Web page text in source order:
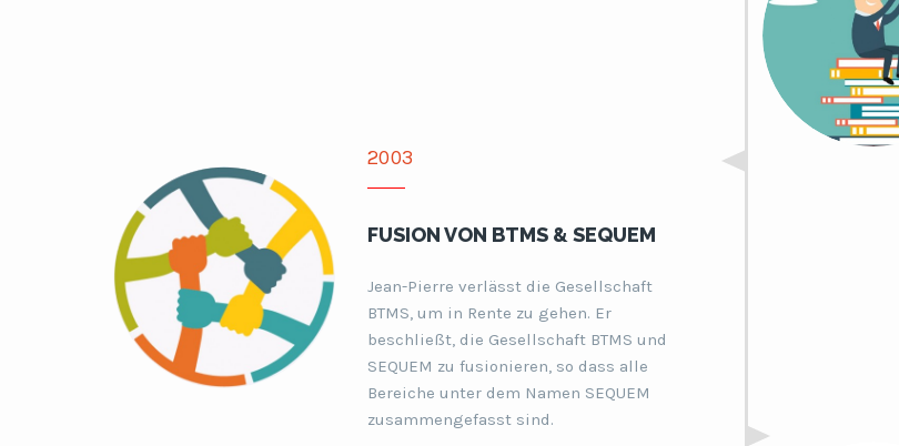
2003
FUSION VON BTMS & SEQUEM
Jean-Pierre verlässt die Gesellschaft
BTMS, um in Rente zu gehen. Er
beschließt, die Gesellschaft BTMS und
SEQUEM zu fusionieren, so dass alle
Bereiche unter dem Namen SEQUEM
zusammengefasst sind.